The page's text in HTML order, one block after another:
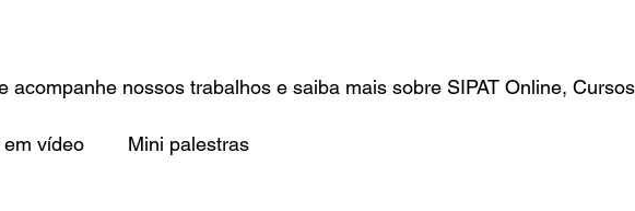
acompanhe nossos trabalhos e saiba mais sobre SIPAT Online,
em vídeo Mini palestras